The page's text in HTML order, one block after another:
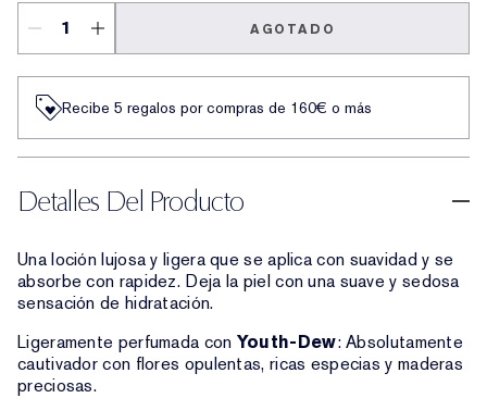
AGOTADO
Recibe 5 regalos por compras de 160€ o más
Detalles Del Producto
Una loción lujosa y ligera que se aplica con suavidad y se
absorbe con rapidez. Deja la piel con una suave y sedosa
sensación de hidratación.
Ligeramente perfumada con Youth-Dew: Absolutamente
cautivador con flores opulentas, ricas especias y maderas
preciosas.